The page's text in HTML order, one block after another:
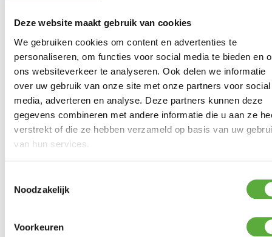
Deze website maakt gebruik van cookies
We gebruiken cookies om content en advertenties te
personaliseren, om functies voor social media te bieden en
ons websiteverkeer te analyseren. Ook delen we informatie
over uw gebruik van onze site met onze partners voor social
media, adverteren en analyse. Deze partners kunnen deze
gegevens combineren met andere informatie die u aan ze
verstrekt of die ze hebben verzameld op basis van uw
van hun services.
Noodzakelijk
Voorkeuren
Gratis verzending vanaf €250,-*